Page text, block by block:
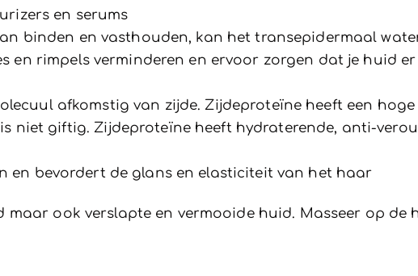
en serums
binden en vasthouden, kan het transepidermaal
en rimpels verminderen en ervoor zorgen dat je huid
afkomstig van zijde. Zijdeproteïne heeft een
niet giftig. Zijdeproteïne heeft hydraterende, anti-
en bevordert de glans en elasticiteit van het haar
maar ook verslapte en vermooide huid. Masseer op de